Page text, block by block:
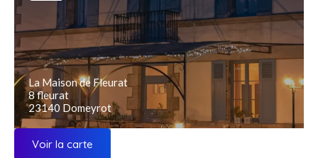
La Maison de Fleurat
8 fleurat
23140 Domeyrot
Voir la carte